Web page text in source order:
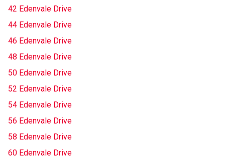
42 Edenvale Drive
44 Edenvale Drive
46 Edenvale Drive
48 Edenvale Drive
50 Edenvale Drive
52 Edenvale Drive
54 Edenvale Drive
56 Edenvale Drive
58 Edenvale Drive
60 Edenvale Drive